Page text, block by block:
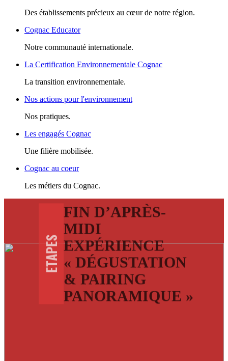
Des établissements précieux au cœur de notre région.
Cognac Educator
Notre communauté internationale.
La Certification Environnementale Cognac
La transition environnementale.
Nos actions pour l'environnement
Nos pratiques.
Les engagés Cognac
Une filière mobilisée.
Cognac au coeur
Les métiers du Cognac.
ETAPES
FIN D’APRÈS-
MIDI
EXPÉRIENCE
« DÉGUSTATION
& PAIRING
PANORAMIQUE »